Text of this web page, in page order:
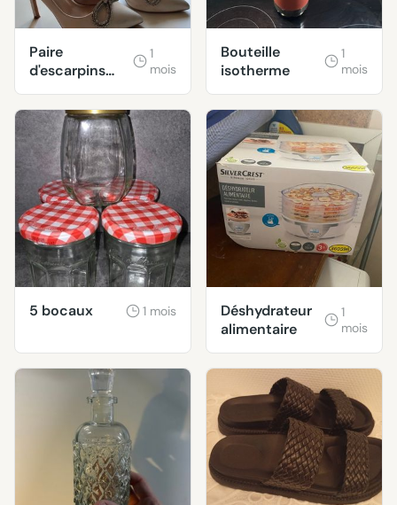
Paire
d'escarpins
taille 39
1
mois
Bouteille
isotherme
1
mois
5 bocaux 1 mois
Déshydrateur
alimentaire
1
mois